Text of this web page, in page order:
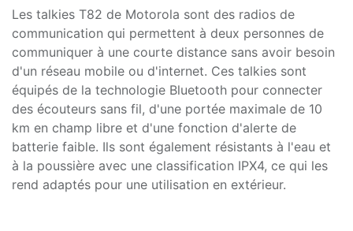
Les talkies T82 de Motorola sont des radios de
communication qui permettent à deux personnes de
communiquer à une courte distance sans avoir besoin
d'un réseau mobile ou d'internet. Ces talkies sont
équipés de la technologie Bluetooth pour connecter
des écouteurs sans fil, d'une portée maximale de 10
km en champ libre et d'une fonction d'alerte de
batterie faible. Ils sont également résistants à l'eau et
à la poussière avec une classification IPX4, ce qui les
rend adaptés pour une utilisation en extérieur.